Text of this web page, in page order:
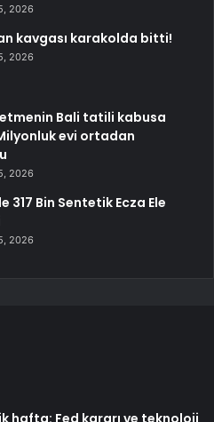
2026
kavgası karakolda bitti!
2026
Bali tatili kabusa
evi ortadan
2026
317 Bin Sentetik Ecza Ele
2026
hafta: Fed kararı ve teknoloji